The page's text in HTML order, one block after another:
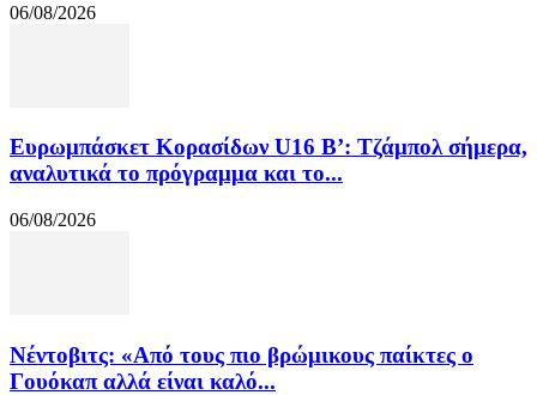
06/08/2026
Ευρωμπάσκετ Κορασίδων U16 B’: Τζάμπολ σήμερα,
αναλυτικά το πρόγραμμα και το...
06/08/2026
Νέντοβιτς: «Από τους πιο βρώμικους παίκτες ο
Γουόκαπ αλλά είναι καλό...